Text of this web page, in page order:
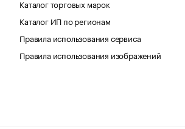
Каталог торговых марок
Каталог ИП по регионам
Правила использования сервиса
Правила использования изображений